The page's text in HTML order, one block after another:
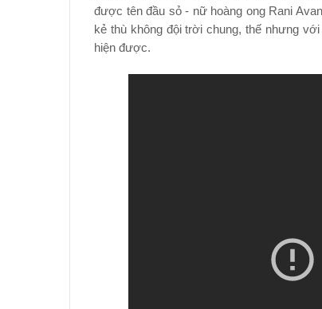
được tên đầu sỏ - nữ hoàng ong Rani
kẻ thù không đội trời chung, thế nhưng
hiện được.